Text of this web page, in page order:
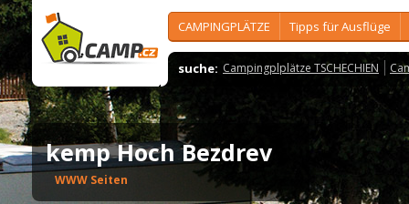
CAMPINGPLÄTZE Tipps für Ausflüge
suche: Campingplplätze TSCHECHIEN
kemp Hoch Bezdrev
WWW Seiten